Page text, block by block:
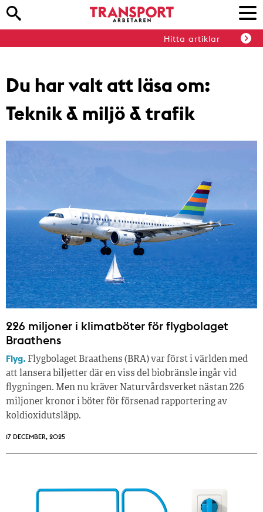
Hitta artiklar
Du har valt att läsa om:
Teknik & miljö & trafik
226 miljoner i klimatböter för flygbolaget
Braathens
Flyg. Flygbolaget Braathens (BRA) var först i världen med
att lansera biljetter där en viss del biobränsle ingår vid
flygningen. Men nu kräver Naturvårdsverket nästan 226
miljoner kronor i böter för försenad rapportering av
koldioxidutsläpp.
17 DECEMBER, 2025